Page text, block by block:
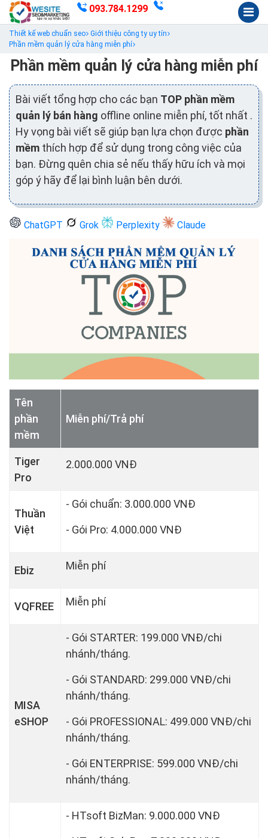
093.784.1299
Thiết kế web chuẩn seo Giới thiệu công ty uy tín
Phần mềm quản lý cửa hàng miễn phí
Phần mềm quản lý cửa hàng miễn phí
Bài viết tổng hợp cho các bạn TOP phần mềm
quản lý bán hàng offline online miễn phí, tốt nhất .
Hy vọng bài viết sẽ giúp bạn lựa chọn được phần
mềm thích hợp để sử dụng trong công việc của
bạn. Đừng quên chia sẻ nếu thấy hữu ích và mọi
góp ý hãy để lại bình luận bên dưới.
ChatGPT Grok Perplexity Claude
Tên
phần
mềm
Miễn phí/Trả phí
Tiger
Pro
2.000.000 VNĐ
Thuần
Việt
- Gói chuẩn: 3.000.000 VNĐ
- Gói Pro: 4.000.000 VNĐ
Ebiz Miễn phí
VQFREE Miễn phí
MISA
eSHOP
- Gói STARTER: 199.000 VNĐ/chi
nhánh/tháng.
- Gói STANDARD: 299.000 VNĐ/chi
nhánh/tháng.
- Gói PROFESSIONAL: 499.000 VNĐ/chi
nhánh/tháng.
- Gói ENTERPRISE: 599.000 VNĐ/chi
nhánh/tháng.
- HTsoft BizMan: 9.000.000 VNĐ